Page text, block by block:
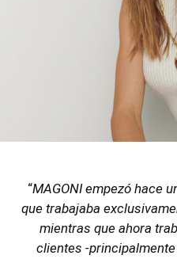
“MAGONI empezó hace
que trabajaba
mientras que ahora
clientes -